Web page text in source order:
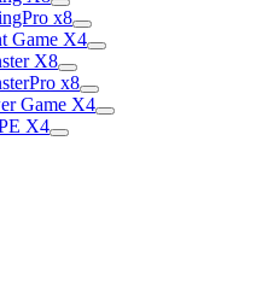
x8
Game X4
X8
x8
Game X4
X4